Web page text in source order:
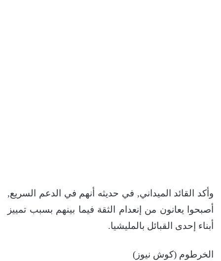
وأكد القائد الميداني, في حديثه أنهم في الدعم السريع,
أصبحوا يعانون من إنعدام الثقة فيما بينهم بسبب تمييز
أبناء إحدى القبائل بالمليشيا.
الخرطوم (كوش نيوز)